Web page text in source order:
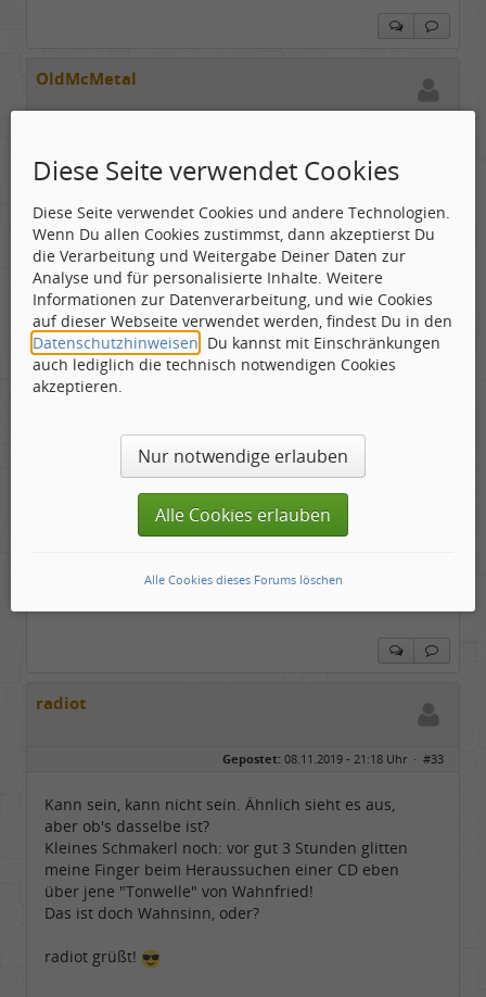
OldMcMetal
Wenn da auch noch Musik wie vor 40 Jahren läuft,
werde ich die weite Reise nach Soest auf mich
nehmen! Vielleicht gehört das Kettenkarussell sogar
Klaus Schulze(aka Richard Wahnfried)?
Mr. Upduff
Toningenieur
65
9776
02 / 2007
... sie sagt nachdem zur Einleitung der Schneewalzer
mit Ketten klappern gespielt wurde ein super Stück
von der Edgar Broughton Band gespielt wurde...
radiot
Gepostet: 08.11.2019 - 21:18 Uhr · #33
Kann sein, kann nicht sein. Ähnlich sieht es aus,
aber ob's dasselbe ist?
Kleines Schmakerl noch: vor gut 3 Stunden glitten
meine Finger beim Heraussuchen einer CD eben
über jene "Tonwelle" von Wahnfried!
Das ist doch Wahnsinn, oder?
radiot grüßt!
Diese Seite verwendet Cookies
Diese Seite verwendet Cookies und andere Technologien.
Wenn Du allen Cookies zustimmst, dann akzeptierst Du
die Verarbeitung und Weitergabe Deiner Daten zur
Analyse und für personalisierte Inhalte. Weitere
Informationen zur Datenverarbeitung, und wie Cookies
auf dieser Webseite verwendet werden, findest Du in den
Datenschutzhinweisen . Du kannst mit Einschränkungen
auch lediglich die technisch notwendigen Cookies
akzeptieren.
Nur notwendige erlauben
Alle Cookies erlauben
Alle Cookies dieses Forums löschen